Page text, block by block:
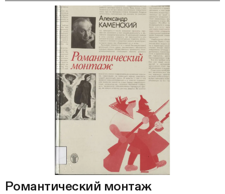
Романтический монтаж